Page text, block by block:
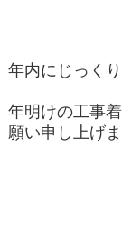
年内にじっく
年明けの工事
願い申し上げ